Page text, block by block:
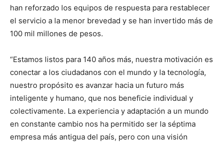
han reforzado los equipos de respuesta para restablecer
el servicio a la menor brevedad y se han invertido más de
100 mil millones de pesos.
“Estamos listos para 140 años más, nuestra motivación es
conectar a los ciudadanos con el mundo y la tecnología,
nuestro propósito es avanzar hacia un futuro más
inteligente y humano, que nos beneficie individual y
colectivamente. La experiencia y adaptación a un mundo
en constante cambio nos ha permitido ser la séptima
empresa más antigua del país, pero con una visión